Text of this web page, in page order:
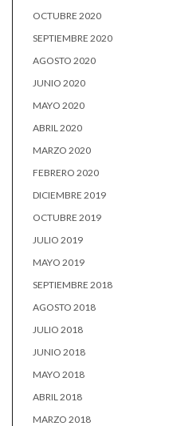
OCTUBRE 2020
SEPTIEMBRE 2020
AGOSTO 2020
JUNIO 2020
MAYO 2020
ABRIL 2020
MARZO 2020
FEBRERO 2020
DICIEMBRE 2019
OCTUBRE 2019
JULIO 2019
MAYO 2019
SEPTIEMBRE 2018
AGOSTO 2018
JULIO 2018
JUNIO 2018
MAYO 2018
ABRIL 2018
MARZO 2018